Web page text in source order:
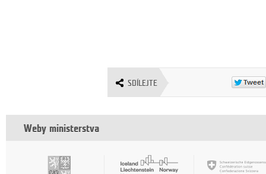
SDÍLEJTE
Weby ministerstva